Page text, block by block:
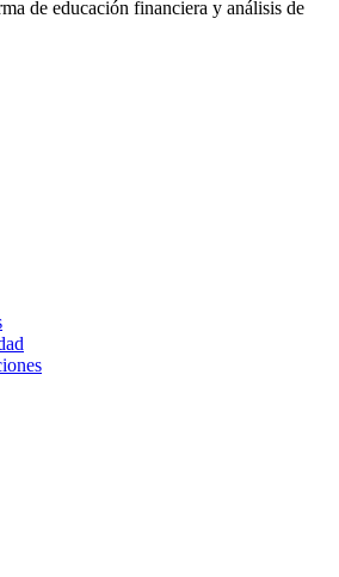
de educación financiera y análisis de